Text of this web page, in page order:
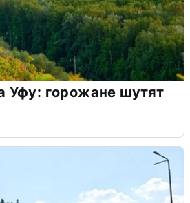
Уфу: горожане шутят